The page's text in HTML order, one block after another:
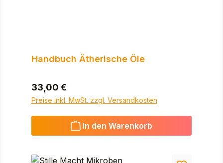
Handbuch Ätherische Öle
Regulärer Preis:
33,00 €
Preise inkl. MwSt. zzgl. Versandkosten
In den Warenkorb